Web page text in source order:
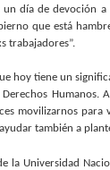
día de devoción
que está
trabajadores”.
hoy tiene un
movilizarnos
también a
la Universidad